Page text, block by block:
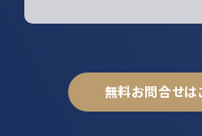
無料お問合せは